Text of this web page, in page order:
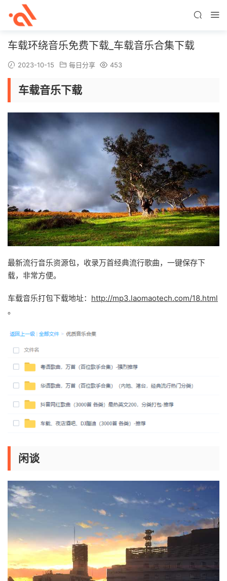
车载环绕音乐免费下载_车载音乐合集下载
2023-10-15 每日分享 453
车载音乐下载
最新流行音乐资源包，收录万首经典流行歌曲，一键保存下
载，非常方便。
车载音乐打包下载地址： http://mp3.laomaotech.com/18.html
。
闲谈